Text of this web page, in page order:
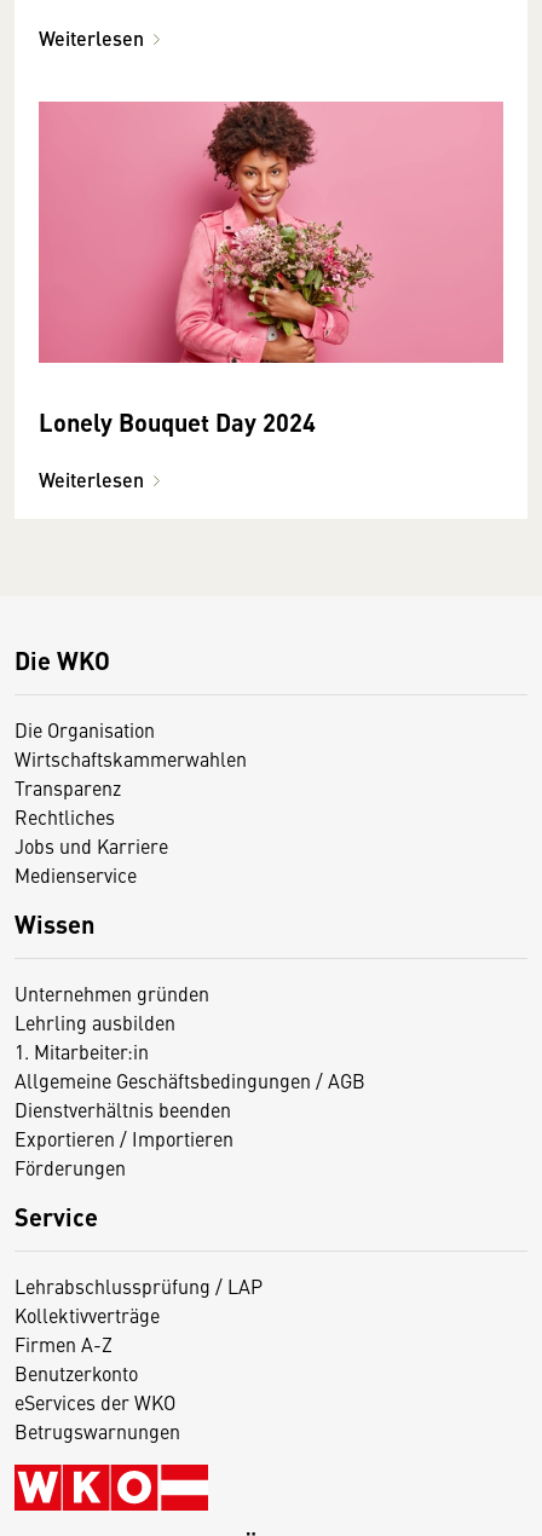
Weiterlesen
Lonely Bouquet Day 2024
Weiterlesen
Die WKO
Die Organisation
Wirtschaftskammerwahlen
Transparenz
Rechtliches
Jobs und Karriere
Medienservice
Wissen
Unternehmen gründen
Lehrling ausbilden
1. Mitarbeiter:in
Allgemeine Geschäftsbedingungen / AGB
Dienstverhältnis beenden
Exportieren / Importieren
Förderungen
Service
Lehrabschlussprüfung / LAP
Kollektivverträge
Firmen A-Z
Benutzerkonto
eServices der WKO
Betrugswarnungen